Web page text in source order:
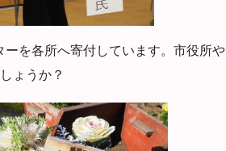
を各所へ寄付しています。市役所や
ょうか？